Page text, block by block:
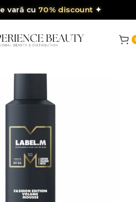
vară cu 70% discount ✦